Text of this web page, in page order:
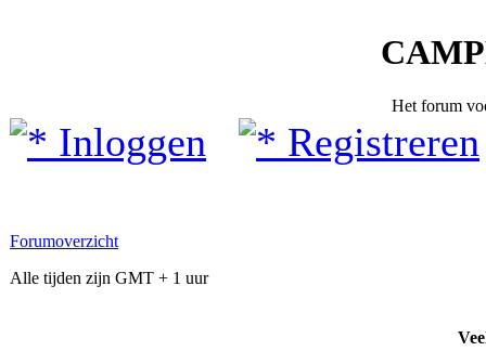
Het forum
Inloggen Registreren
Forumoverzicht
Alle tijden zijn GMT + 1 uur